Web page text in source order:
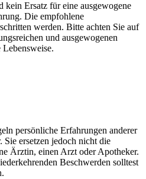
kein Ersatz für eine ausgewogene
Die empfohlene
werden. Bitte achten Sie auf
und ausgewogenen
persönliche Erfahrungen anderer
ersetzen jedoch nicht die
Ärztin, einen Arzt oder Apotheker.
Beschwerden solltest